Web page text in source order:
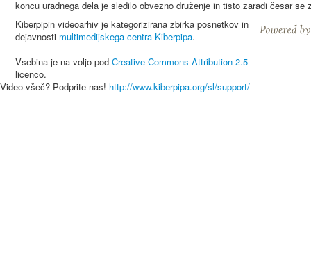
koncu uradnega dela je sledilo obvezno druženje in tisto zaradi česar se
Kiberpipin videoarhiv je kategorizirana zbirka posnetkov in
dejavnosti multimedijskega centra Kiberpipa.
Vsebina je na voljo pod Creative Commons Attribution 2.5
licenco.
Video všeč? Podprite nas! http://www.kiberpipa.org/sl/support/